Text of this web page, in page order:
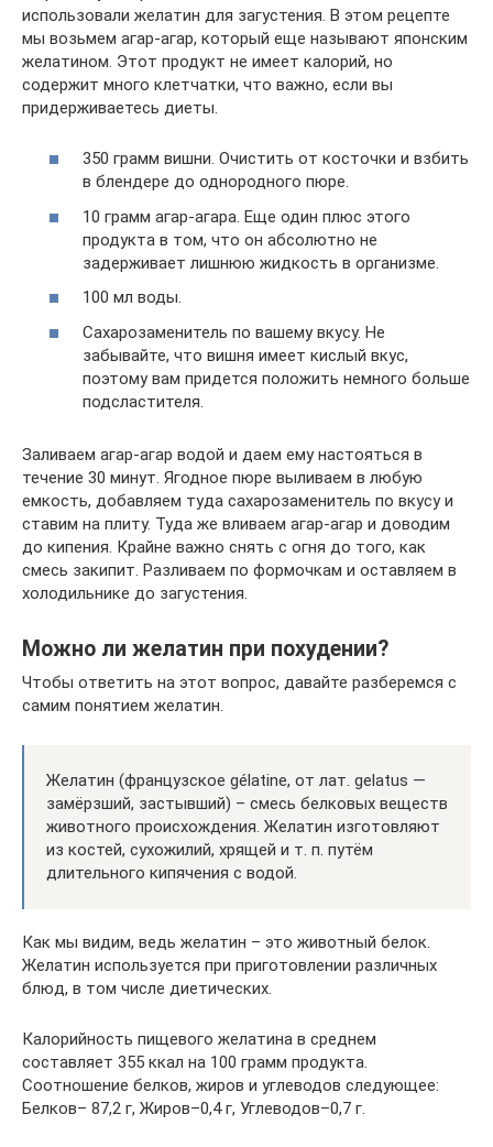
использовали желатин для загустения. В этом рецепте
мы возьмем агар-агар, который еще называют японским
желатином. Этот продукт не имеет калорий, но
содержит много клетчатки, что важно, если вы
придерживаетесь диеты.
350 грамм вишни. Очистить от косточки и взбить
в блендере до однородного пюре.
10 грамм агар-агара. Еще один плюс этого
продукта в том, что он абсолютно не
задерживает лишнюю жидкость в организме.
100 мл воды.
Сахарозаменитель по вашему вкусу. Не
забывайте, что вишня имеет кислый вкус,
поэтому вам придется положить немного больше
подсластителя.
Заливаем агар-агар водой и даем ему настояться в
течение 30 минут. Ягодное пюре выливаем в любую
емкость, добавляем туда сахарозаменитель по вкусу и
ставим на плиту. Туда же вливаем агар-агар и доводим
до кипения. Крайне важно снять с огня до того, как
смесь закипит. Разливаем по формочкам и оставляем в
холодильнике до загустения.
Можно ли желатин при похудении?
Чтобы ответить на этот вопрос, давайте разберемся с
самим понятием желатин.
Желатин (французское gélatine, от лат. gelatus —
замёрзший, застывший) – смесь белковых веществ
животного происхождения. Желатин изготовляют
из костей, сухожилий, хрящей и т. п. путём
длительного кипячения с водой.
Как мы видим, ведь желатин – это животный белок.
Желатин используется при приготовлении различных
блюд, в том числе диетических.
Калорийность пищевого желатина в среднем
составляет 355 ккал на 100 грамм продукта.
Соотношение белков, жиров и углеводов следующее:
Белков– 87,2 г, Жиров–0,4 г, Углеводов–0,7 г.